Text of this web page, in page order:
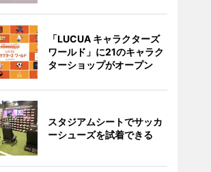
「LUCUA キャラクターズ
ワールド」に21のキャラク
ターショップがオープン
スタジアムシートでサッカ
ーシューズを試着できる